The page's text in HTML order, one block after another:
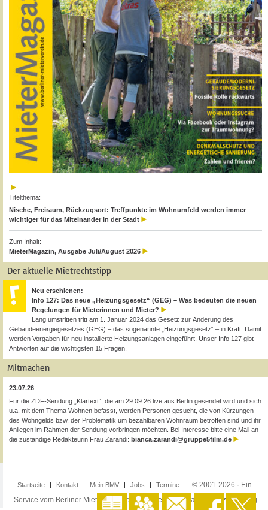
Titelthema:
Nische, Freiraum, Rückzugsort: Treffpunkte im Wohnumfeld werden immer
wichtiger für das Miteinander in der Stadt
Zum Inhalt:
MieterMagazin, Ausgabe Juli/August 2026
Der aktuelle Mietrechtstipp
Neu erschienen:
Info 127: Das neue „Heizungsgesetz“ (GEG) – Was bedeuten die neuen
Regelungen für Mieterinnen und Mieter?
Lang umstritten tritt am 1. Januar 2024 das Gesetz zur Änderung des
Gebäudeenergiegesetzes (GEG) – das sogenannte „Heizungsgesetz“ – in Kraft. Damit
werden Vorgaben für neu installierte Heizungsanlagen eingeführt. Unser Info 127 gibt
Antworten auf die wichtigsten 15 Fragen.
Mitmachen
23.07.26
Für die ZDF-Sendung „Klartext“, die am 29.09.26 live aus Berlin gesendet wird und sich
u.a. mit dem Thema Wohnen befasst, werden Personen gesucht, die von Kürzungen
des Wohngelds bzw. der Problematik um bezahlbaren Wohnraum betroffen sind und ihr
Anliegen im Rahmen der Sendung vorbringen möchten. Bei Interesse bitte eine Mail an
die zuständige Redakteurin Frau Zarandi: bianca.zarandi@gruppe5film.de
Startseite Kontakt Mein BMV Jobs Termine
© 2001-2026 · Ein
Service vom Berliner Mieterverein e.V. ·Impressum·Datenschutzerklärung